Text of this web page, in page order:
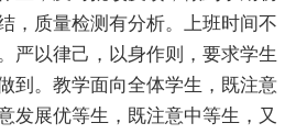
，质量检测有分析。上班时间不
严以律己，以身作则，要求学生
到。教学面向全体学生，既注意
发展优等生，既注意中等生，又